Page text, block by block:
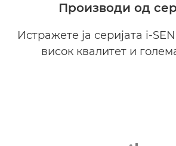
Производи од
Истражете ја серијата i-
висок квалитет и